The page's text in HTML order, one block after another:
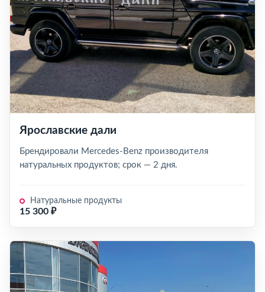
Ярославские дали
Брендировали Mercedes-Benz производителя
натуральных продуктов; срок — 2 дня.
Натуральные продукты
15 300 ₽